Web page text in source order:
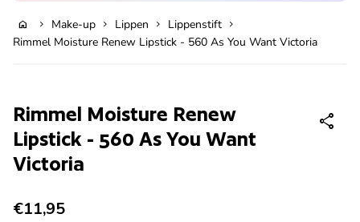
In winkelwagen
home chevron_right Make-up chevron_right Lippen chevron_right Lippenstift chevron_right
Rimmel Moisture Renew Lipstick - 560 As You Want Victoria
Rimmel Moisture Renew
Lipstick - 560 As You Want
Victoria
share
Normale prijs
€11,95